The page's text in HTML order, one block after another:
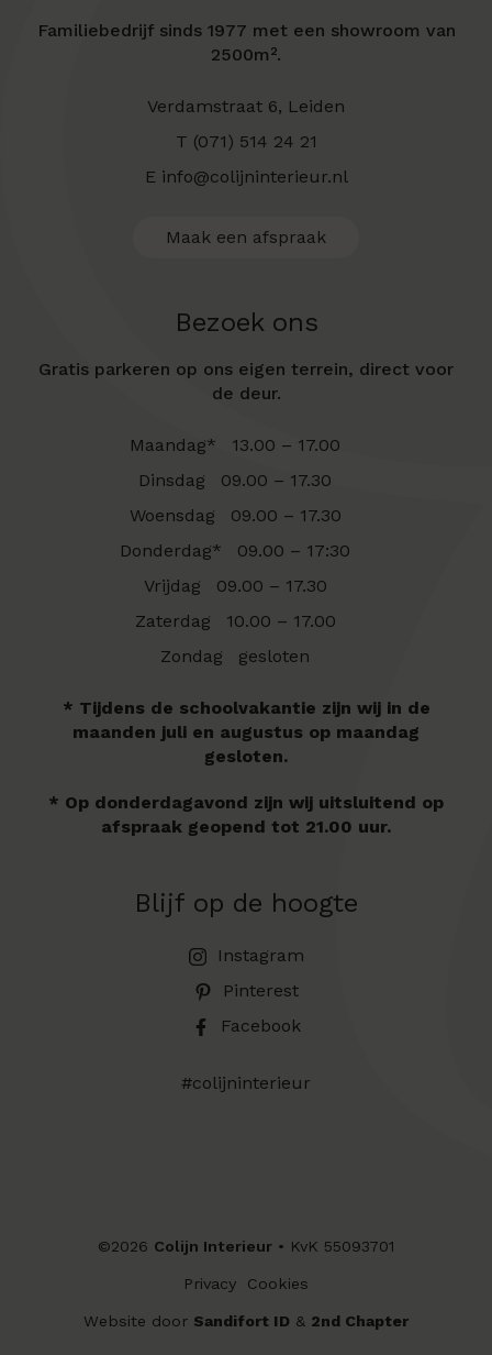
Familiebedrijf sinds 1977 met een showroom van
2500m².
Verdamstraat 6, Leiden
T (071) 514 24 21
E info@colijninterieur.nl
Maak een afspraak
Bezoek ons
Gratis parkeren op ons eigen terrein, direct voor
de deur.
Maandag*
13.00 – 17.00
Dinsdag
09.00 – 17.30
Woensdag
09.00 – 17.30
Donderdag*
09.00 – 17:30
Vrijdag
09.00 – 17.30
Zaterdag
10.00 – 17.00
Zondag
gesloten
* Tijdens de schoolvakantie zijn wij in de
maanden juli en augustus op maandag
gesloten.
* Op donderdagavond zijn wij uitsluitend op
afspraak geopend tot 21.00 uur.
Blijf op de hoogte
Instagram
Pinterest
Facebook
#colijninterieur
©2026 Colijn Interieur • KvK 55093701
Privacy Cookies
Website door Sandifort ID & 2nd Chapter